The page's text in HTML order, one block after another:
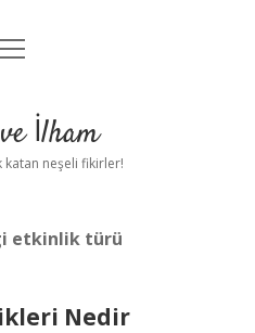
Uyarı
menüyü
İlham
katan neşeli fikirler!
etkinlik türü
Nedir